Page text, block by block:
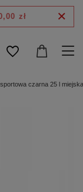
zł
czarna 25 l